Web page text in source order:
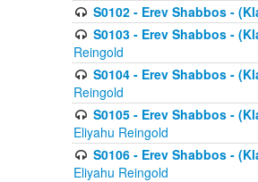
S0102 - Erev Shabbos -
S0103 - Erev Shabbos -
Reingold
S0104 - Erev Shabbos -
Reingold
S0105 - Erev Shabbos -
Eliyahu Reingold
S0106 - Erev Shabbos -
Eliyahu Reingold